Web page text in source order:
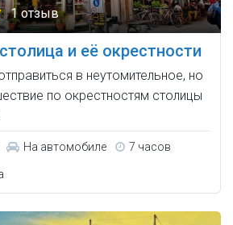
1 отзыв
и её окрестности
в неутомительное, но
по окрестностям столицы
На автомобиле 7 часов